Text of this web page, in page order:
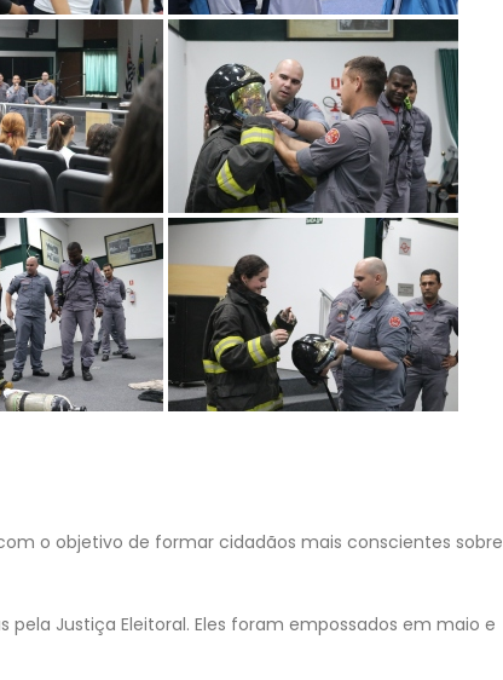
o objetivo de formar cidadãos mais conscientes sobre
Justiça Eleitoral. Eles foram empossados em maio e